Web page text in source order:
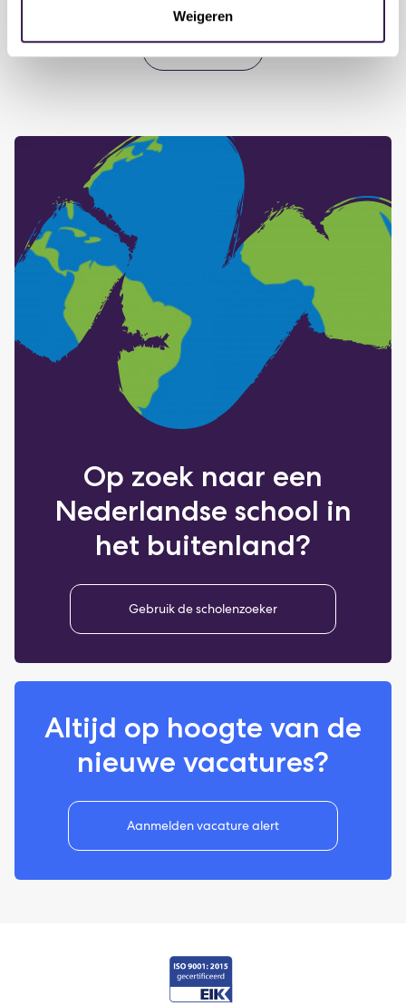
Weigeren
Load more
Op zoek naar een
Nederlandse school in
het buitenland?
Gebruik de scholenzoeker
Altijd op hoogte van de
nieuwe vacatures?
Aanmelden vacature alert